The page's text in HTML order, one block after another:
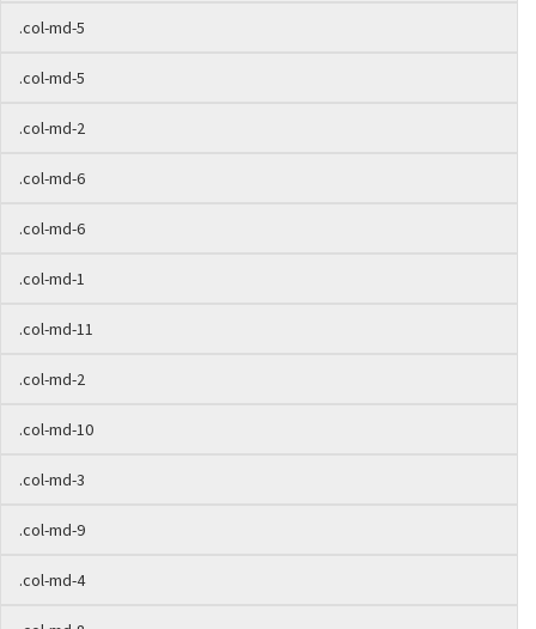
.col-md-5
.col-md-5
.col-md-2
.col-md-6
.col-md-6
.col-md-1
.col-md-11
.col-md-2
.col-md-10
.col-md-3
.col-md-9
.col-md-4